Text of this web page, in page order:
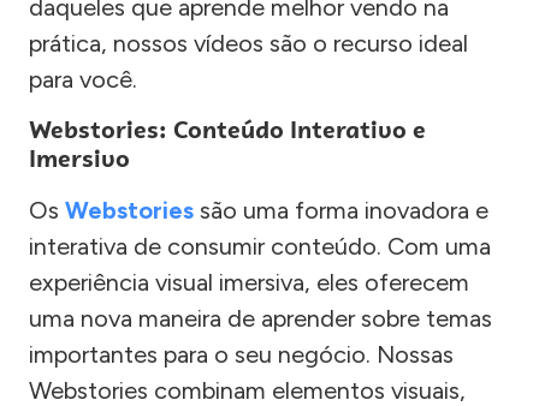
daqueles que aprende melhor vendo na
prática, nossos vídeos são o recurso ideal
para você.
Webstories: Conteúdo Interativo e
Imersivo
Os Webstories são uma forma inovadora e
interativa de consumir conteúdo. Com uma
experiência visual imersiva, eles oferecem
uma nova maneira de aprender sobre temas
importantes para o seu negócio. Nossas
Webstories combinam elementos visuais,